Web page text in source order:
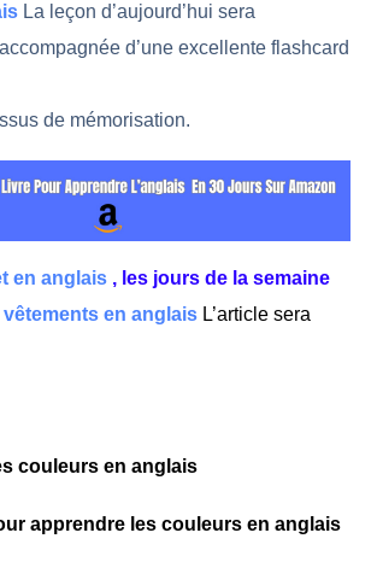
La leçon d’aujourd’hui sera
d’une excellente flashcard
de mémorisation.
en anglais , les jours de la semaine
vêtements en anglais L’article sera
couleurs en anglais
apprendre les couleurs en anglais